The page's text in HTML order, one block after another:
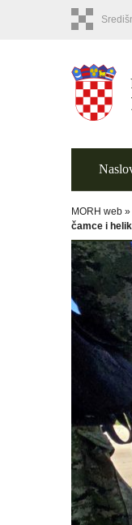
MORH web »
čamce i